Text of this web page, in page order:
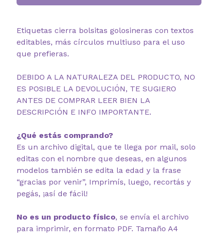
Etiquetas cierra bolsitas golosineras con textos
editables, más círculos multiuso para el uso
que prefieras.
DEBIDO A LA NATURALEZA DEL PRODUCTO, NO
ES POSIBLE LA DEVOLUCIÓN, TE SUGIERO
ANTES DE COMPRAR LEER BIEN LA
DESCRIPCIÓN E INFO IMPORTANTE.
¿Qué estás comprando?
Es un archivo digital, que te llega por mail, solo
editas con el nombre que deseas, en algunos
modelos también se edita la edad y la frase
“gracias por venir”, Imprimís, luego, recortás y
pegás, ¡así de fácil!
No es un producto físico, se envía el archivo
para imprimir, en formato PDF. Tamaño A4